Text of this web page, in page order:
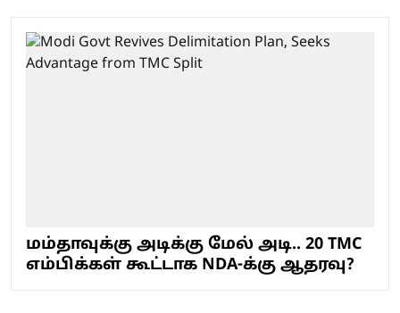
மம்தாவுக்கு அடிக்கு மேல் அடி.. 20 TMC
எம்பிக்கள் கூட்டாக NDA-க்கு ஆதரவு?